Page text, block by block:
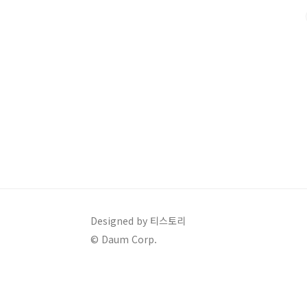
특히 붉은 팥과 검은 콩에는 항산화 효과가 뛰어난 안
Designed by 티스토리
© Daum Corp.